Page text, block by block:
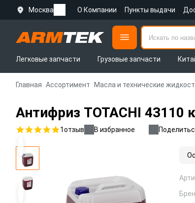
Москва О Компании Пункты выдачи
Легковые запчасти
Грузовые запчасти
Главная Ассортимент Масла и технические
Антифриз TOTACHI 43110
1отзыв В избранное